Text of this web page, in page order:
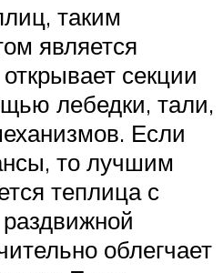
таким
является
секции
лебедки, тали,
Если
то лучшим
теплица с
облегчает